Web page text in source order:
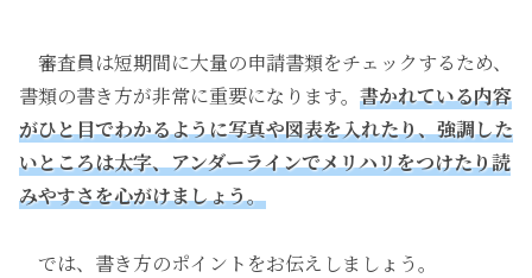
審査員は短期間に大量の申請書類をチェックするため、
書類の書き方が非常に重要になります。 書かれている内容
がひと目でわかるように写真や図表を入れたり、強調した
いところは太字、アンダーラインでメリハリをつけたり読
みやすさを心がけましょう。
では、書き方のポイントをお伝えしましょう。